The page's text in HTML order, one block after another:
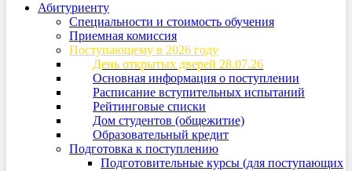
Абитуриенту
Специальности и стоимость обучения
Приемная комиссия
Поступающему в 2026 году
День открытых дверей 28.07.26
Основная информация о поступлении
Расписание вступительных испытаний
Рейтинговые списки
Дом студентов (общежитие)
Образовательный кредит
Подготовка к поступлению
Подготовительные курсы (для поступающих